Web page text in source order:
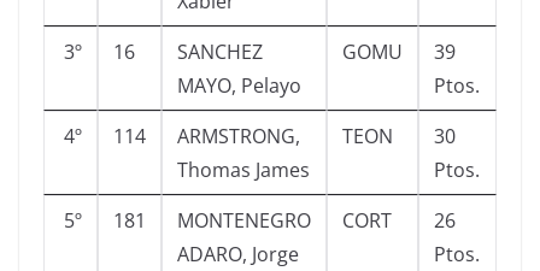
3º
16
SANCHEZ
MAYO, Pelayo
GOMU
39
Ptos.
4º
114
ARMSTRONG,
Thomas James
TEON
30
Ptos.
5º
181
MONTENEGRO
ADARO, Jorge
CORT
26
Ptos.